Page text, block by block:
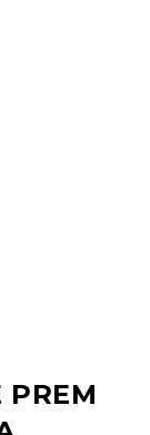
PREM